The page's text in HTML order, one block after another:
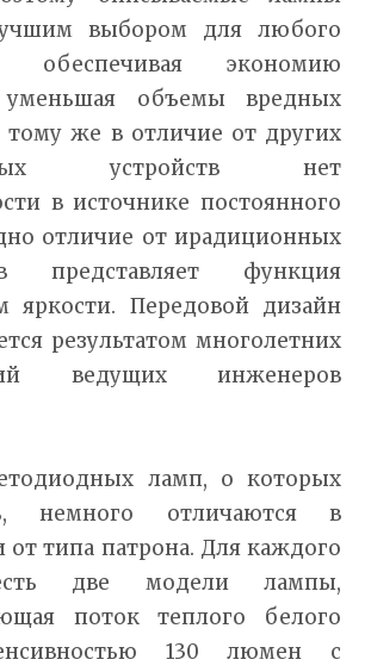
выбором для любого
обеспечивая экономию
объемы вредных
тому же в отличие от других
устройств нет
в источнике постоянного
отличие от ирадиционных
представляет функция
яркости. Передовой дизайн
результатом многолетних
ведущих инженеров
ламп, о которых
немного отличаются в
от типа патрона. Для каждого
две модели лампы,
поток теплого белого
130 люмен с